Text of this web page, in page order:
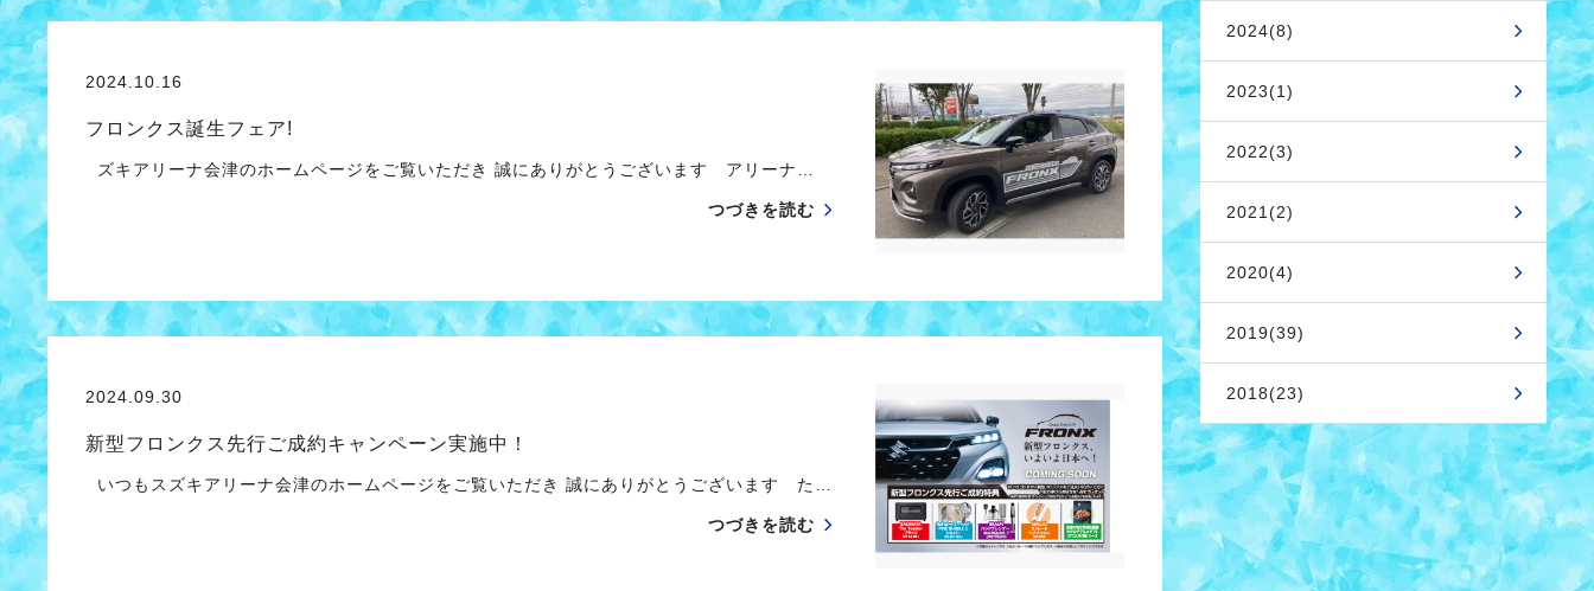
2024.10.16
フロンクス誕生フェア!
ズキアリーナ会津のホームページをご覧いただき 誠にありがとうございます アリーナ…
つづきを読む
2024.09.30
新型フロンクス先行ご成約キャンペーン実施中！
いつもスズキアリーナ会津のホームページをご覧いただき 誠にありがとうございます た…
つづきを読む
2024(8)
2023(1)
2022(3)
2021(2)
2020(4)
2019(39)
2018(23)